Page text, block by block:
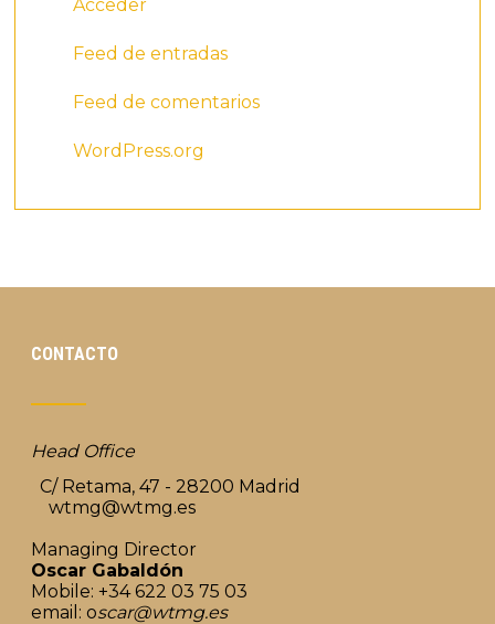
Acceder
Feed de entradas
Feed de comentarios
WordPress.org
CONTACTO
Head Office
C/ Retama, 47 - 28200 Madrid
wtmg@wtmg.es
Managing Director
Oscar Gabaldón
Mobile: +34 622 03 75 03
email: oscar@wtmg.es